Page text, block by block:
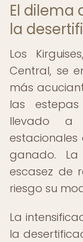
El dilema
la
Los
Central, se
más
las
llevado a
ganado.
escasez de
riesgo su
La
la